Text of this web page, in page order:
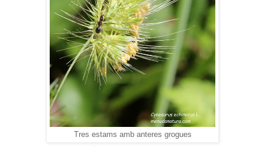
Tres estams amb anteres grogues